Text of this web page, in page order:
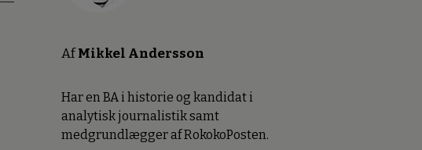
AfMikkel Andersson
Har en BA i historie og kandidat i
analytisk journalistik samt
medgrundlægger af RokokoPosten.